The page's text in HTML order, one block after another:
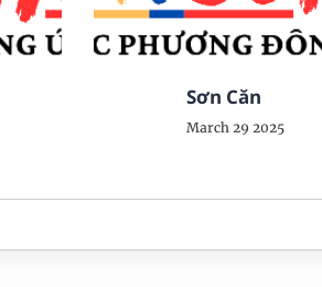
Sơn Căn
March 29 2025